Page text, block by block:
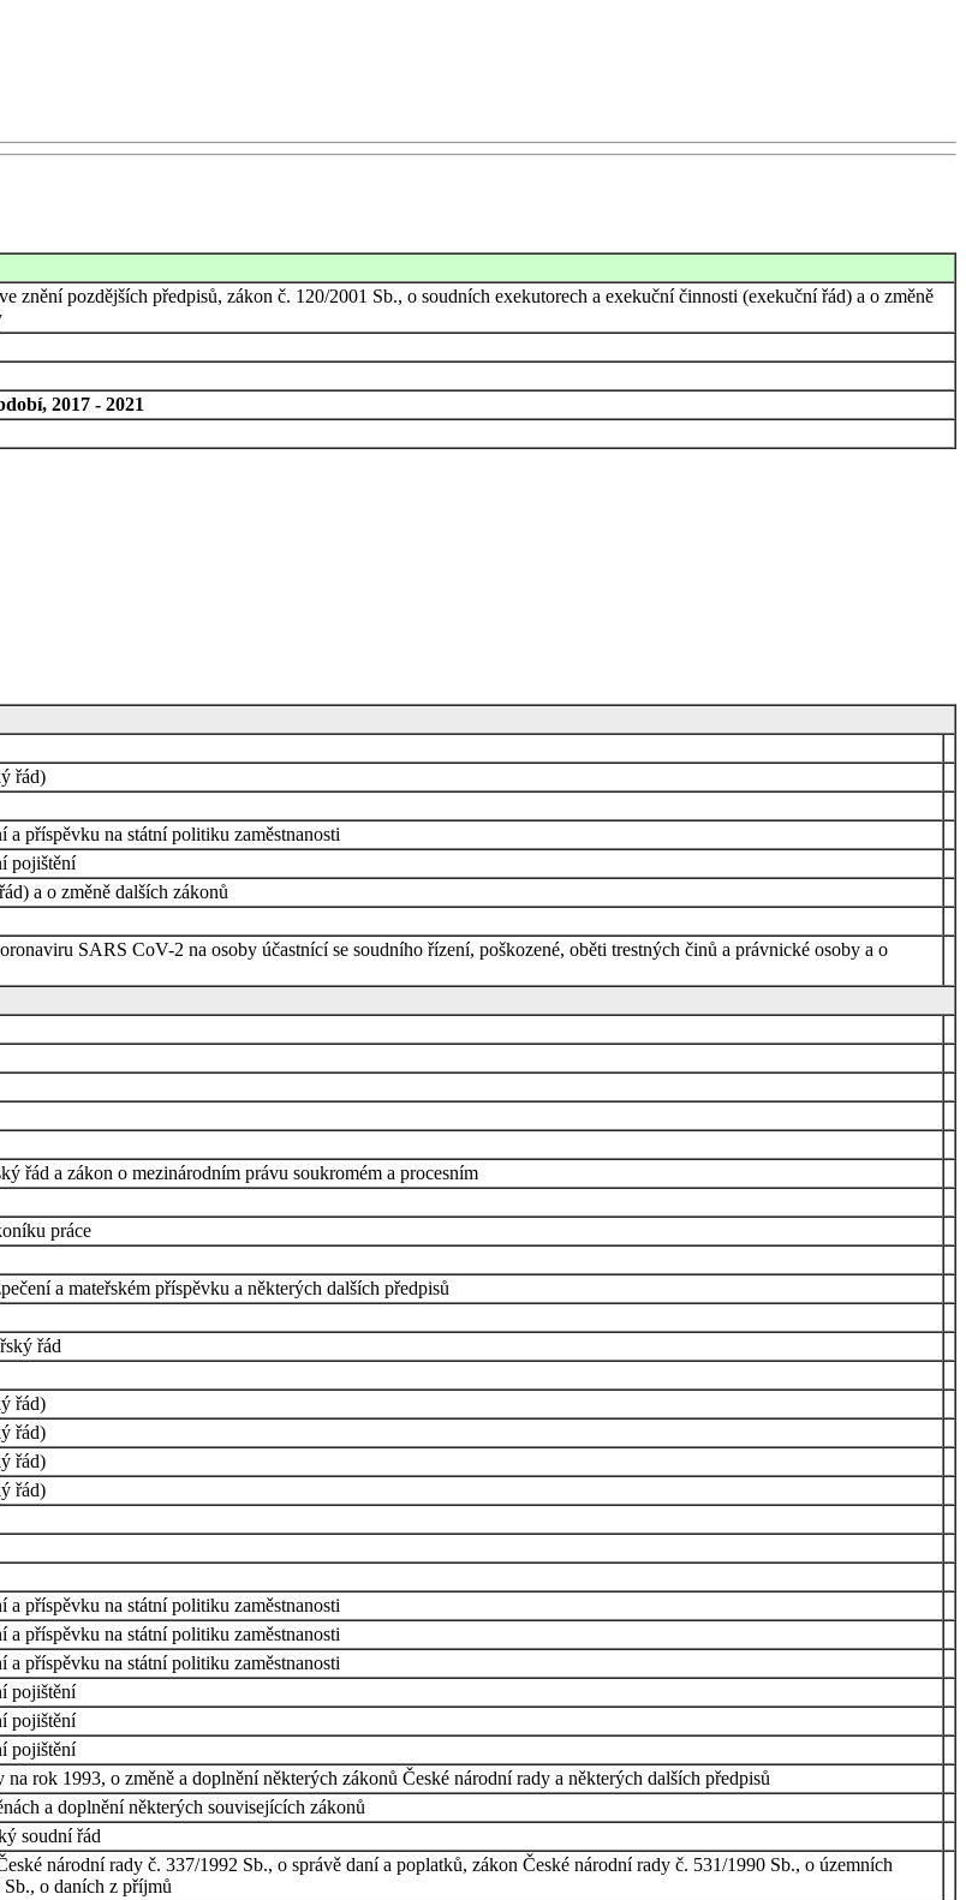
znění pozdějších předpisů, zákon č. 120/2001 Sb., o soudních exekutorech a exekuční činnosti (exekuční řád) a o změně
2017 - 2021
řád)
a příspěvku na státní politiku zaměstnanosti
pojištění
a o změně dalších zákonů
SARS CoV-2 na osoby účastnící se soudního řízení, poškozené, oběti trestných činů a právnické osoby a o
řád a zákon o mezinárodním právu soukromém a procesním
práce
a mateřském příspěvku a některých dalších předpisů
řád
řád)
řád)
řád)
řád)
a příspěvku na státní politiku zaměstnanosti
a příspěvku na státní politiku zaměstnanosti
a příspěvku na státní politiku zaměstnanosti
pojištění
pojištění
pojištění
rok 1993, o změně a doplnění některých zákonů České národní rady a některých dalších předpisů
a doplnění některých souvisejících zákonů
soudní řád
národní rady č. 337/1992 Sb., o správě daní a poplatků, zákon České národní rady č. 531/1990 Sb., o územních
o daních z příjmů